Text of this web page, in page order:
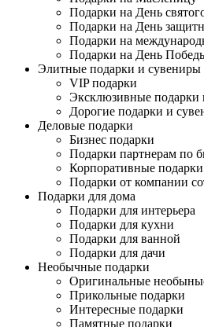
Подарки на День
Подарки на День
Подарки на
Подарки на День
Элитные подарки и сувениры
VIP подарки
Эксклюзивные подарки
Дорогие подарки и
Деловые подарки
Бизнес подарки
Подарки партнерам по
Корпоративные подарки
Подарки от компании
Подарки для дома
Подарки для интерьера
Подарки для кухни
Подарки для ванной
Подарки для дачи
Необычные подарки
Оригинальные
Прикольные подарки
Интересные подарки
Памятные подарки